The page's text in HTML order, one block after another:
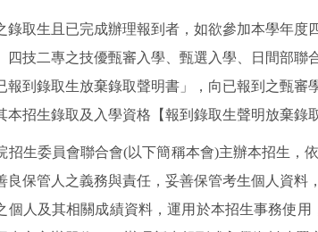
錄取生且已完成辦理報到者，如欲參加本學年
四技二專之技優甄審入學、甄選入學、日間部
報到錄取生放棄錄取聲明書」，向已報到之甄
本招生錄取及入學資格【報到錄取生聲明放棄錄
招生委員會聯合會(以下簡稱本會)主辦本招生，
良保管人之義務與責任，妥善保管考生個人資
個人及其相關成績資料，運用於本招生事務使